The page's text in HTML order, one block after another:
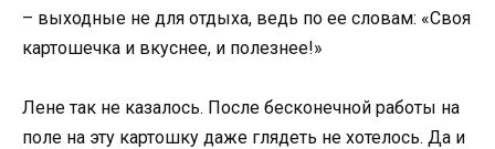
– выходные не для отдыха, ведь по ее словам: «Своя
картошечка и вкуснее, и полезнее!»
Лене так не казалось. После бесконечной работы на
поле на эту картошку даже глядеть не хотелось. Да и